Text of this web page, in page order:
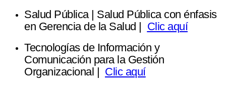
Salud Pública | Salud Pública con énfasis
en Gerencia de la Salud | Clic aquí
Tecnologías de Información y
Comunicación para la Gestión
Organizacional | Clic aquí